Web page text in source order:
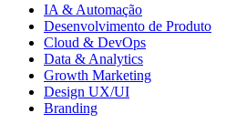
IA & Automação
Desenvolvimento de Produto
Cloud & DevOps
Data & Analytics
Growth Marketing
Design UX/UI
Branding